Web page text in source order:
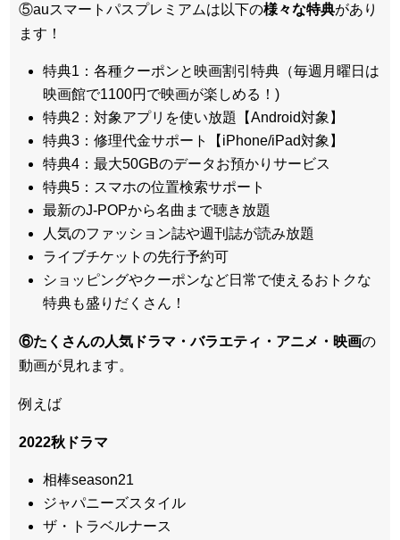
⑤auスマートパスプレミアムは以下の様々な特典があり
ます！
特典1：各種クーポンと映画割引特典（毎週月曜日は
映画館で1100円で映画が楽しめる！)
特典2：対象アプリを使い放題【Android対象】
特典3：修理代金サポート【iPhone/iPad対象】
特典4：最大50GBのデータお預かりサービス
特典5：スマホの位置検索サポート
最新のJ-POPから名曲まで聴き放題
人気のファッション誌や週刊誌が読み放題
ライブチケットの先行予約可
ショッピングやクーポンなど日常で使えるおトクな
特典も盛りだくさん！
⑥たくさんの人気ドラマ・バラエティ・アニメ・映画の
動画が見れます。
例えば
2022秋ドラマ
相棒season21
ジャパニーズスタイル
ザ・トラベルナース